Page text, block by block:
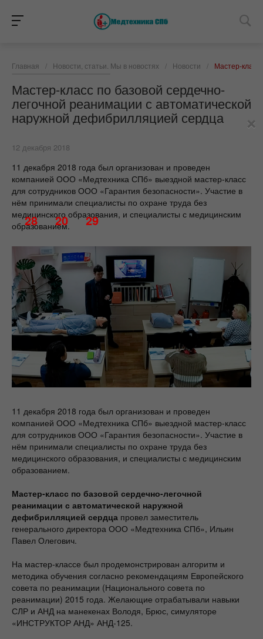
Главная / Новости, статьи. Мы в новостях / Новости / Мастер-
Мастер-класс по базовой сердечно-
легочной реанимации с автоматической
наружной дефибрилляцией сердца
12 декабря 2018
11 декабря 2018 года был организован и проведен
компанией ООО «Медтехника СПб» выездной мастер-класс
для сотрудников ООО «Гарантия безопасности». Участие в
нём принимали специалисты по охране труда без
медицинского образования, и специалисты с медицинским
образованием.
11 декабря 2018 года был организован и проведен
компанией ООО «Медтехника СПб» выездной мастер-класс
для сотрудников ООО «Гарантия безопасности». Участие в
нём принимали специалисты по охране труда без
медицинского образования, и специалисты с медицинским
образованием.
Мастер-класс по базовой сердечно-легочной
реанимации с автоматической наружной
дефибрилляцией сердца провел заместитель
генерального директора ООО «Медтехника СПб», Ильин
Павел Олегович.
На мастер-классе был продемонстрирован алгоритм и
методика обучения согласно рекомендациям Европейского
совета по реанимации (Национального совета по
реанимации) 2015 года. Желающие отрабатывали навыки
СЛР и АНД на манекенах Володя, Брюс, симуляторе
«ИНСТРУКТОР АНД» АНД-125.
×
28 20 29